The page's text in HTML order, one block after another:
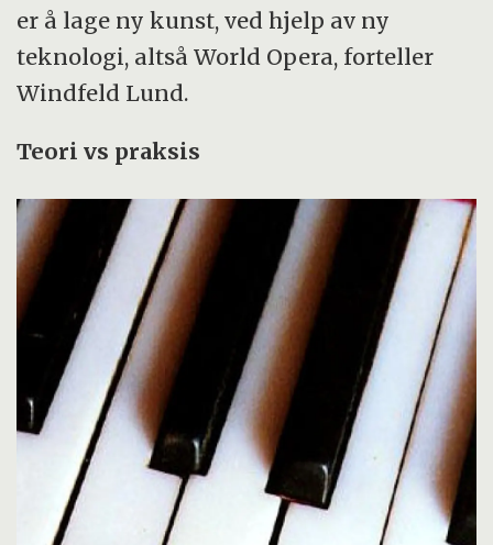
er å lage ny kunst, ved hjelp av ny
teknologi, altså World Opera, forteller
Windfeld Lund.
Teori vs praksis